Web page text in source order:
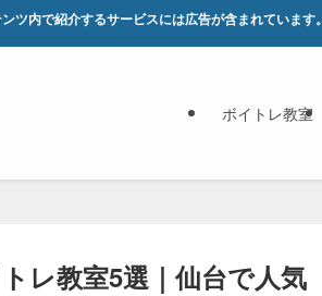
ツ内で紹介するサービスには広告が含まれています。
ボイトレ教室
レ教室5選｜仙台で人気